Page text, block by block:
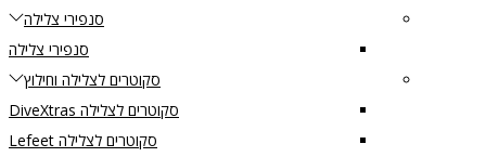
סנפירי צלילה
סנפירי צלילה
סקוטרים לצלילה וחילוץ
סקוטרים לצלילה DiveXtras
סקוטרים לצלילה Lefeet